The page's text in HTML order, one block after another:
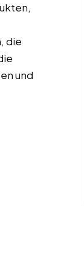
die
und